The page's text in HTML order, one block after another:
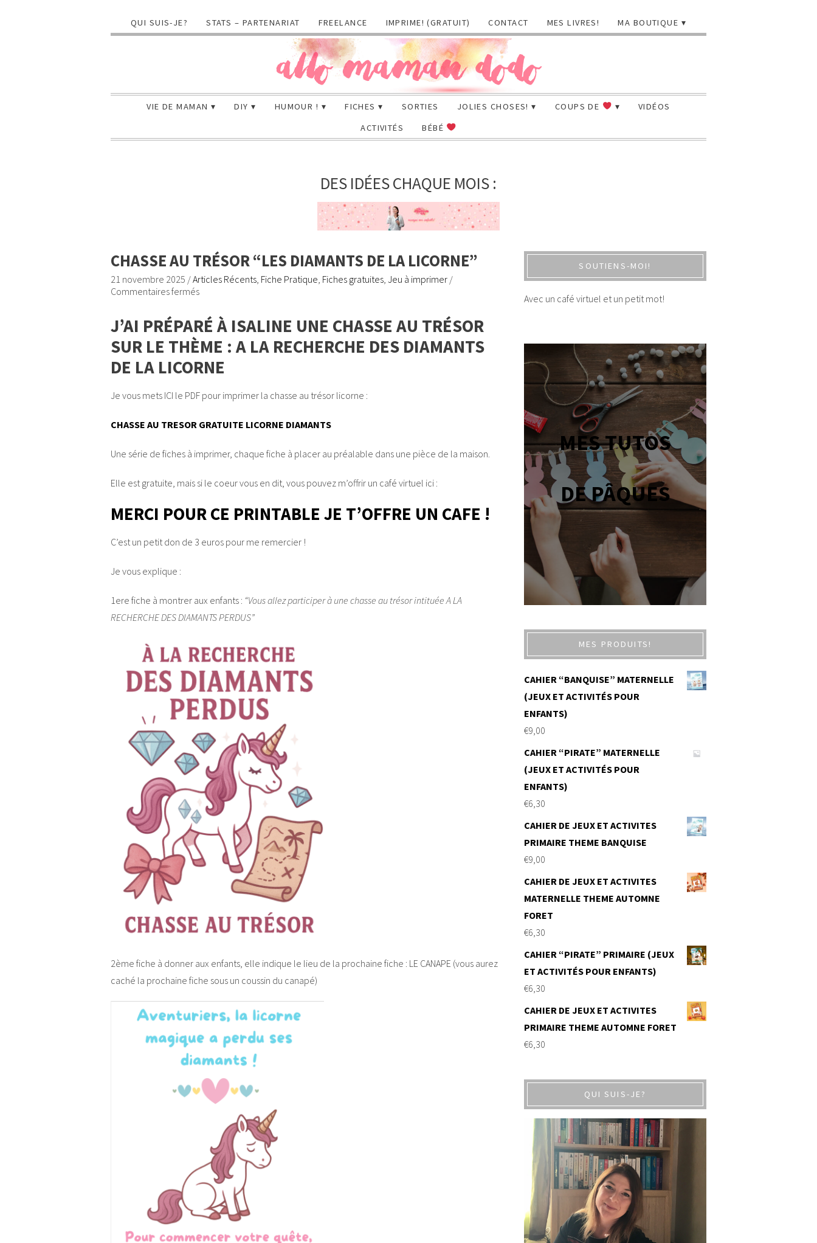
QUI SUIS-JE? STATS – PARTENARIAT FREELANCE IMPRIME! (GRATUIT) CONTACT MES LIVRES! MA BOUTIQUE
VIE DE MAMAN DIY HUMOUR ! FICHES SORTIES JOLIES CHOSES! COUPS DE
VIDÉOS
ACTIVITÉS
BÉBÉ
DES IDÉES CHAQUE MOIS :
CHASSE AU TRÉSOR “LES DIAMANTS DE LA LICORNE”
21 novembre 2025 /Articles Récents Fiche Pratique Fiches gratuites Jeu à imprimer /
Commentaires fermés
J’AI PRÉPARÉ À ISALINE UNE CHASSE AU TRÉSOR
SUR LE THÈME : A LA RECHERCHE DES DIAMANTS
DE LA LICORNE
Je vous mets ICI le PDF pour imprimer la chasse au trésor licorne :
CHASSE AU TRESOR GRATUITE LICORNE DIAMANTS
Une série de fiches à imprimer, chaque fiche à placer au préalable dans une pièce de la maison.
Elle est gratuite, mais si le coeur vous en dit, vous pouvez m’offrir un café virtuel ici :
MERCI POUR CE PRINTABLE JE T’OFFRE UN CAFE !
C’est un petit don de 3 euros pour me remercier !
Je vous explique :
1ere fiche à montrer aux enfants : “Vous allez participer à une chasse au trésor intituée A LA
RECHERCHE DES DIAMANTS PERDUS”
2ème fiche à donner aux enfants, elle indique le lieu de la prochaine fiche : LE CANAPE (vous aurez
caché la prochaine fiche sous un coussin du canapé)
SOUTIENS-MOI!
Avec un café virtuel et un petit mot!
MES TUTOS
DE PÂQUES
MES PRODUITS!
CAHIER “BANQUISE” MATERNELLE
(JEUX ET ACTIVITÉS POUR
ENFANTS)
€9,00
CAHIER “PIRATE” MATERNELLE
(JEUX ET ACTIVITÉS POUR
ENFANTS)
€6,30
CAHIER DE JEUX ET ACTIVITES
PRIMAIRE THEME BANQUISE
€9,00
CAHIER DE JEUX ET ACTIVITES
MATERNELLE THEME AUTOMNE
FORET
€6,30
CAHIER “PIRATE” PRIMAIRE (JEUX
ET ACTIVITÉS POUR ENFANTS)
€6,30
CAHIER DE JEUX ET ACTIVITES
PRIMAIRE THEME AUTOMNE FORET
€6,30
QUI SUIS-JE?